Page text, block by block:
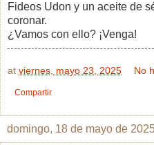
Fideos Udon y un aceite de
coronar.
¿Vamos con ello? ¡Venga!
at viernes, mayo 23, 2025 No
Compartir
domingo, 18 de mayo de